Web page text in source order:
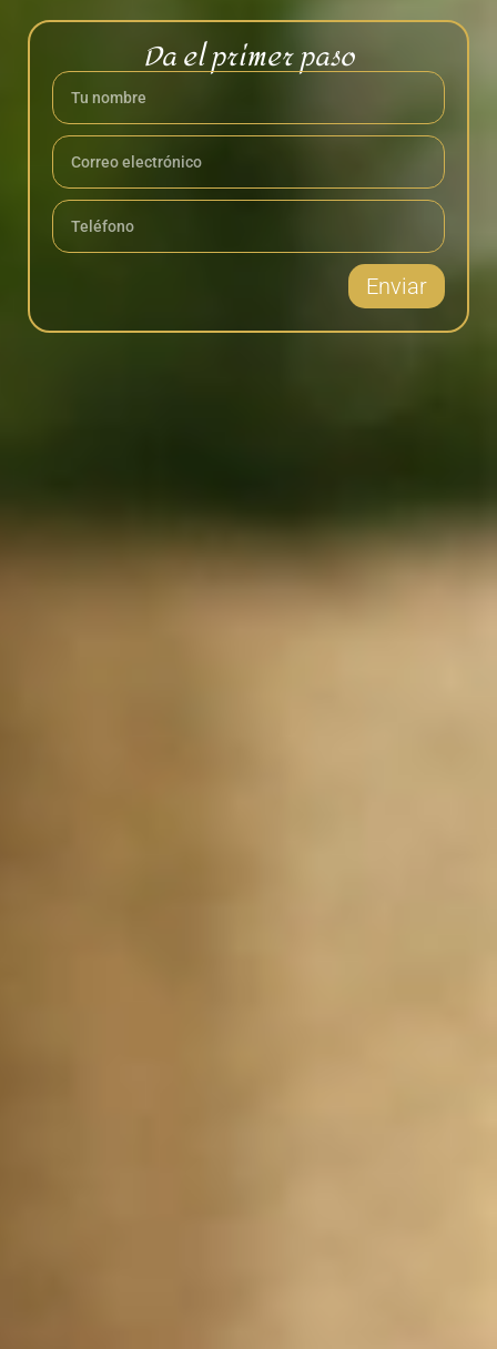
Da el primer paso
Enviar